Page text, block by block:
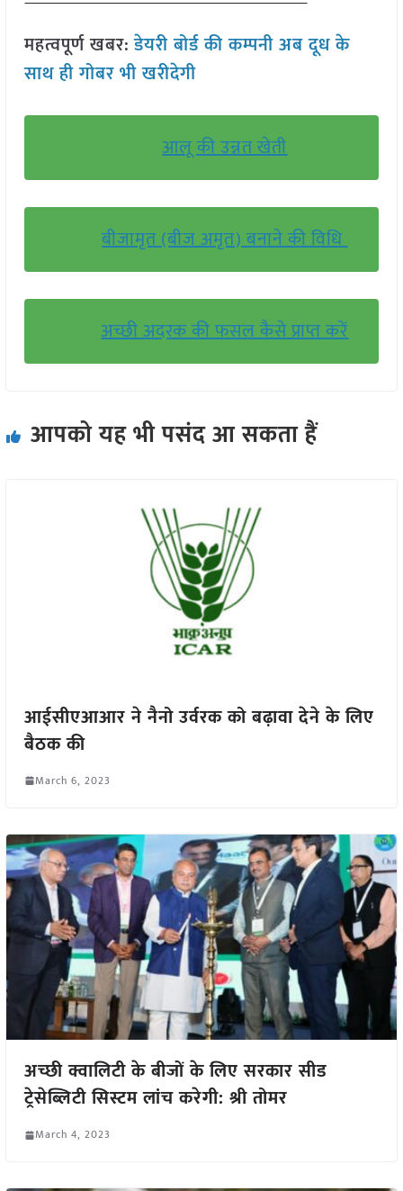
महत्वपूर्ण खबर:डेयरी बोर्ड की कम्पनी अब दूध के
साथ ही गोबर भी खरीदेगी
आलू की उन्नत खेती
बीजामृत (बीज अमृत) बनाने की विधि
अच्छी अदरक की फसल कैसे प्राप्त करें
आपको यह भी पसंद आ सकता हैं
आईसीएआआर ने नैनो उर्वरक को बढ़ावा देने के लिए
बैठक की
March 6, 2023
अच्छी क्वालिटी के बीजों के लिए सरकार सीड
ट्रेसेब्लिटी सिस्टम लांच करेगी: श्री तोमर
March 4, 2023